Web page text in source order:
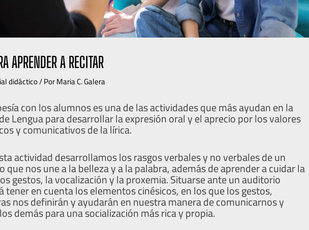
APRENDER A RECITAR
didáctico/ PorMaria C. Galera
con los alumnos es una de las actividades que más ayudan en la
Lengua para desarrollar la expresión oral y el aprecio por los valores
y comunicativos de la lírica.
actividad desarrollamos los rasgos verbales y no verbales de un
que nos une a la belleza y a la palabra, además de aprender a cuidar la
gestos, la vocalización y la proxemia. Situarse ante un auditorio
tener en cuenta los elementos cinésicos, en los que los gestos,
nos definirán y ayudarán en nuestra manera de comunicarnos y
demás para una socialización más rica y propia.